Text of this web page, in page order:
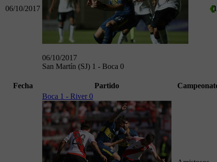
06/10/2017
06/10/2017
San Martín (SJ) 1 - Boca 0
Fecha Partido
Boca 1 - River 0